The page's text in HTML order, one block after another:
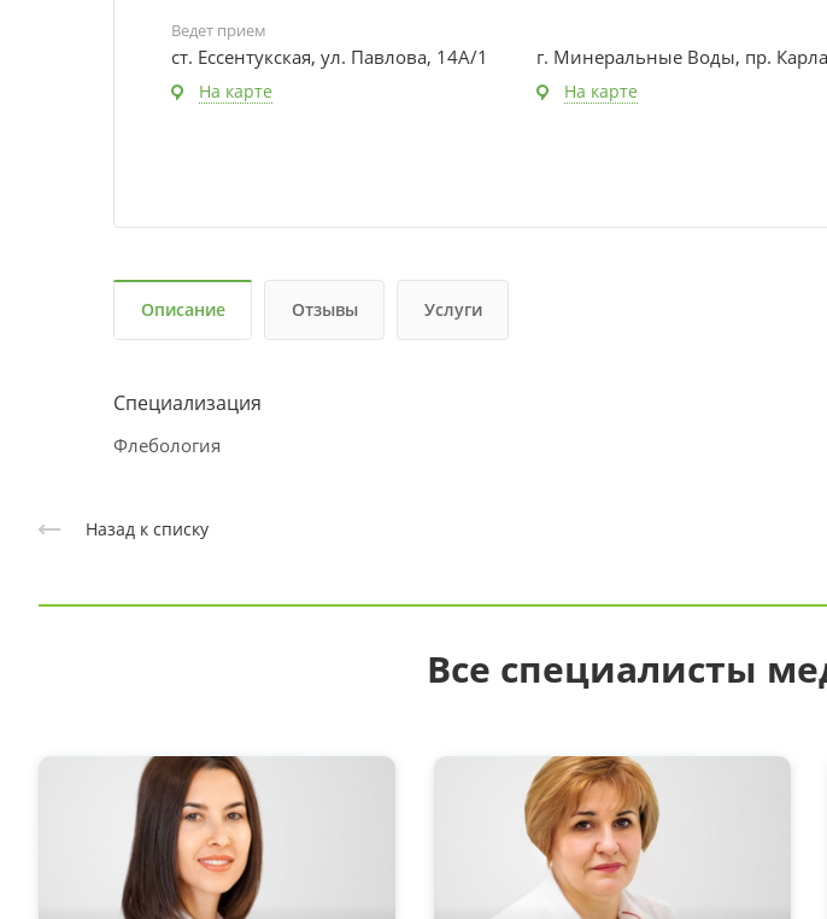
Ведет прием
ст. Ессентукская, ул. Павлова, 14А/1
На карте
г. Минеральные Воды, пр.
На карте
Описание Отзывы Услуги
Специализация
Флебология
Назад к списку
Все специалисты